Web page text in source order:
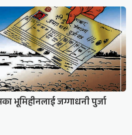
भूमिहीनलाई जग्गाधनी पुर्जा